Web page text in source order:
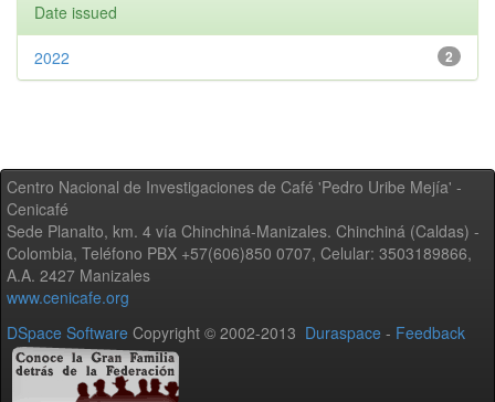
Date issued
2
2022
Centro Nacional de Investigaciones de Café 'Pedro Uribe Mejía' -
Cenicafé
Sede Planalto, km. 4 vía Chinchiná-Manizales. Chinchiná (Caldas) -
Colombia, Teléfono PBX +57(606)850 0707, Celular: 3503189866,
A.A. 2427 Manizales
www.cenicafe.org
DSpace Software Copyright © 2002-2013 Duraspace - Feedback